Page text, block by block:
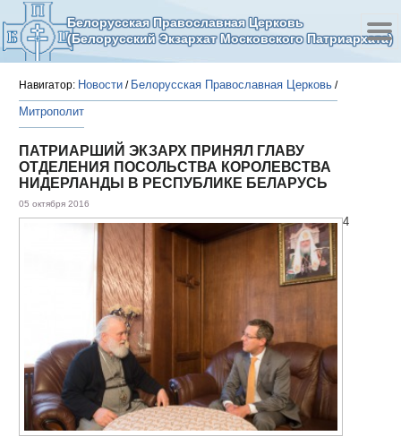
Белорусская Православная Церковь
(Белорусский Экзархат Московского Патриархата)
Навигатор: Новости / Белорусская Православная Церковь /
Митрополит
ПАТРИАРШИЙ ЭКЗАРХ ПРИНЯЛ ГЛАВУ
ОТДЕЛЕНИЯ ПОСОЛЬСТВА КОРОЛЕВСТВА
НИДЕРЛАНДЫ В РЕСПУБЛИКЕ БЕЛАРУСЬ
05 октября 2016
4